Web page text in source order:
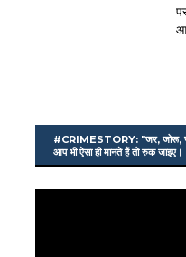
#CRIMESTORY: "जर, जोरू,
आप भी ऐसा ही मानते हैं तो रुक जाइए।